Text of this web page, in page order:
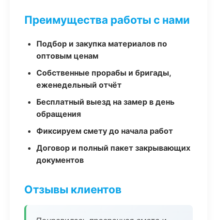
Преимущества работы с нами
Подбор и закупка материалов по
оптовым ценам
Собственные прорабы и бригады,
еженедельный отчёт
Бесплатный выезд на замер в день
обращения
Фиксируем смету до начала работ
Договор и полный пакет закрывающих
документов
Отзывы клиентов